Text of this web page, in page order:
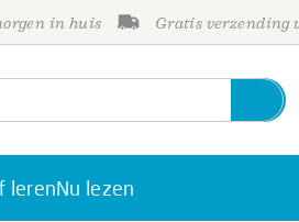
in huis Gratis verzending
lerenNu lezen